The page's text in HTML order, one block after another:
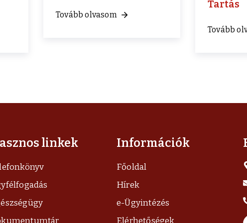
Tovább olvasom
Tartás
Tovább
linkek Információk
Főoldal
Hírek
e-Ügyintézés
Elérhetőségek